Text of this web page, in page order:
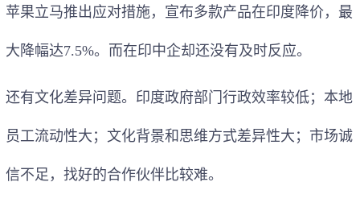
苹果立马推出应对措施，宣布多款产品在印度降价，最
大降幅达7.5%。而在印中企却还没有及时反应。
还有文化差异问题。印度政府部门行政效率较低；本地
员工流动性大；文化背景和思维方式差异性大；市场诚
信不足，找好的合作伙伴比较难。